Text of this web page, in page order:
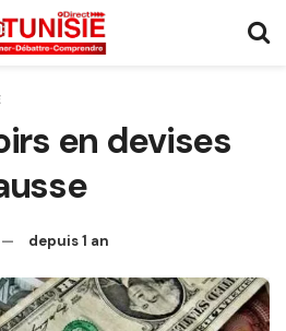
en devises
depuis 1 an